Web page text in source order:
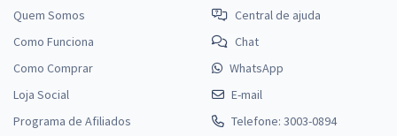
Quem Somos
Como Funciona
Como Comprar
Loja Social
Programa de Afiliados
Central de ajuda
Chat
WhatsApp
E-mail
Telefone: 3003-0894